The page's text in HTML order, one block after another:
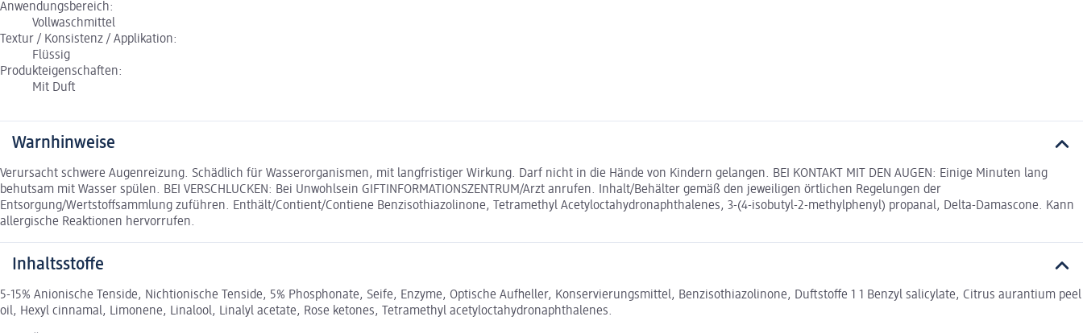
Anwendungsbereich:
Vollwaschmittel
Textur / Konsistenz / Applikation:
Flüssig
Produkteigenschaften:
Mit Duft
Warnhinweise
Verursacht schwere Augenreizung. Schädlich für Wasserorganismen, mit langfristiger Wirkung. Darf nicht in die Hände von Kindern gelangen. BEI KONTAKT MIT DEN AUGEN: Einige Minuten lang
behutsam mit Wasser spülen. BEI VERSCHLUCKEN: Bei Unwohlsein GIFTINFORMATIONSZENTRUM/Arzt anrufen. Inhalt/Behälter gemäß den jeweiligen örtlichen Regelungen der
Entsorgung/Wertstoffsammlung zuführen. Enthält/Contient/Contiene Benzisothiazolinone, Tetramethyl Acetyloctahydronaphthalenes, 3-(4-isobutyl-2-methylphenyl) propanal, Delta-Damascone. Kann
allergische Reaktionen hervorrufen.
Inhaltsstoffe
5-15% Anionische Tenside, Nichtionische Tenside, 5% Phosphonate, Seife, Enzyme, Optische Aufheller, Konservierungsmittel, Benzisothiazolinone, Duftstoffe 1 1 Benzyl salicylate, Citrus aurantium peel
oil, Hexyl cinnamal, Limonene, Linalool, Linalyl acetate, Rose ketones, Tetramethyl acetyloctahydronaphthalenes.